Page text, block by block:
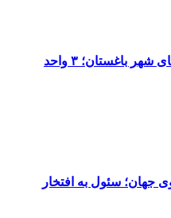
گشت مشترک بازرسی از نانوایی‌های شهر باغستان؛ ۳ واحد
جهان؛ سئول به افتخار